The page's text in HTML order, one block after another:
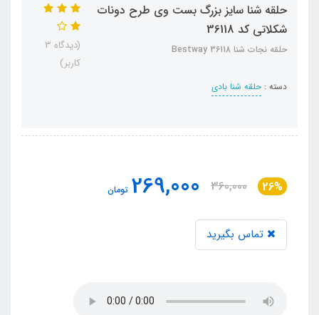
حلقه شنا سایز بزرگ بست وی طرح دونات
شکلاتی کد 36118
حلقه نجات شنا Bestway 36118
دسته : حلقه شنا بادی
(دیدگاه 3
کاربر)
26%
360,000
269,000 تومان
تماس بگیرید